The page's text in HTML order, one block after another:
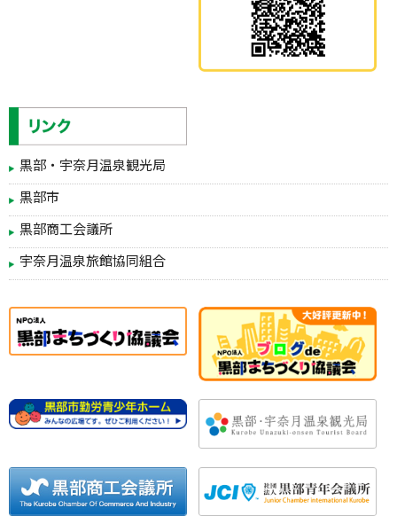
黒部・宇奈月温泉観光局
黒部市
黒部商工会議所
宇奈月温泉旅館協同組合